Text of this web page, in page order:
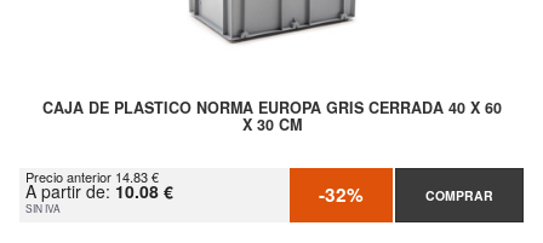
CAJA DE PLASTICO NORMA EUROPA GRIS CERRADA 40 X 60
X 30 CM
Precio anterior 14.83 €
A partir de: 10.08 €
SIN IVA -32% COMPRAR